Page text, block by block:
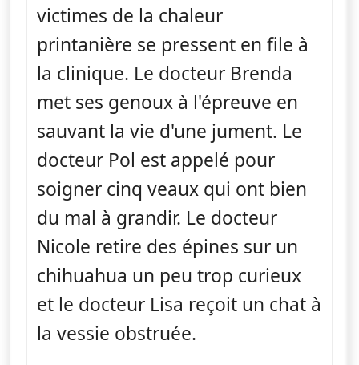
victimes de la chaleur
printanière se pressent en file à
la clinique. Le docteur Brenda
met ses genoux à l'épreuve en
sauvant la vie d'une jument. Le
docteur Pol est appelé pour
soigner cinq veaux qui ont bien
du mal à grandir. Le docteur
Nicole retire des épines sur un
chihuahua un peu trop curieux
et le docteur Lisa reçoit un chat à
la vessie obstruée.